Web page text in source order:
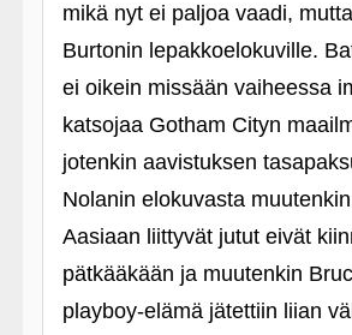
mikä nyt ei paljoa vaadi,
Burtonin lepakkoelokuville.
ei oikein missään vaiheessa
katsojaa Gotham Cityn
jotenkin aavistuksen
Nolanin elokuvasta
Aasiaan liittyvät jutut eivät
pätkääkään ja muutenkin
playboy-elämä jätettiin liian